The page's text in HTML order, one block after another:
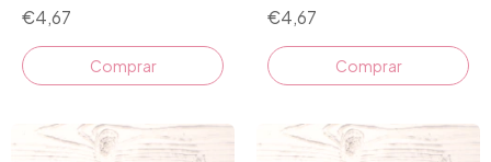
€4,67
Comprar
€4,67
Comprar